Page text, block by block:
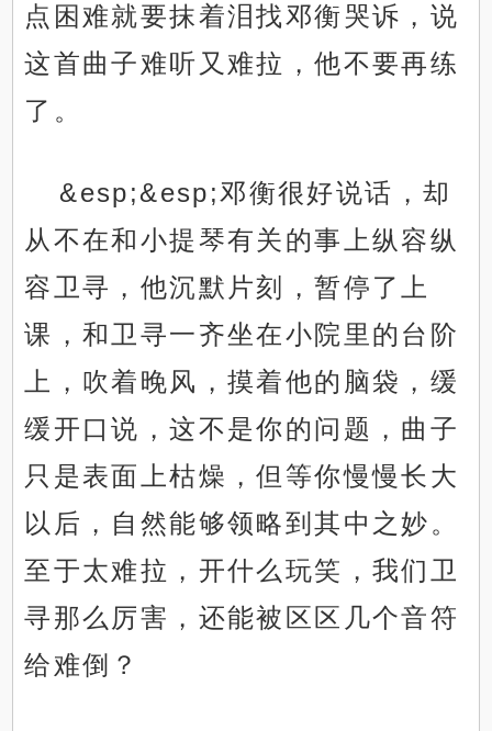
点困难就要抹着泪找邓衡哭诉，说
这首曲子难听又难拉，他不要再练
了。
&esp;&esp;邓衡很好说话，却
从不在和小提琴有关的事上纵容纵
容卫寻，他沉默片刻，暂停了上
课，和卫寻一齐坐在小院里的台阶
上，吹着晚风，摸着他的脑袋，缓
缓开口说，这不是你的问题，曲子
只是表面上枯燥，但等你慢慢长大
以后，自然能够领略到其中之妙。
至于太难拉，开什么玩笑，我们卫
寻那么厉害，还能被区区几个音符
给难倒？